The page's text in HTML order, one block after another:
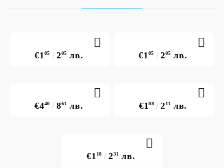
€105 205 лв. €105 205 лв.
€440 861 лв. €108 211 лв.
€1 18 231 лв.